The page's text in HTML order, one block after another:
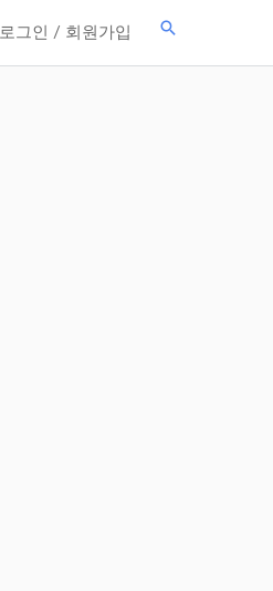
로그인 / 회원가입
검